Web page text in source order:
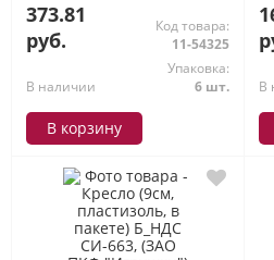
373.81
руб.
Код товара:
11-54325
В наличии
Упаковка:
6 шт.
В корзину
В